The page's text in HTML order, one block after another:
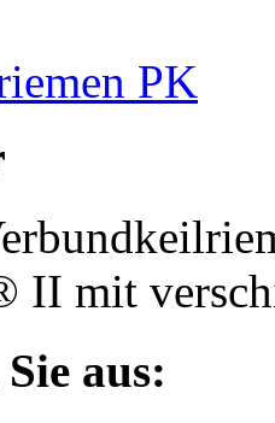
PK
II mit
aus: